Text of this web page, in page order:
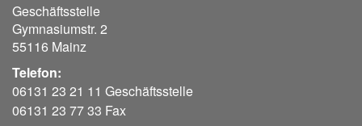
Geschäftsstelle
Gymnasiumstr. 2
55116 Mainz
Telefon:
06131 23 21 11 Geschäftsstelle
06131 23 77 33 Fax